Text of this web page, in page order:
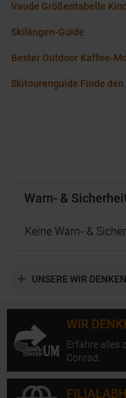
Vaude Größentabelle
Skilängen-Guide
Bester Outdoor Kaffee-
Skitourenguide Finde
Warn- &
Keine Warn- &
UNSERE WIR
WIR
Erfahre alles
Conrad.